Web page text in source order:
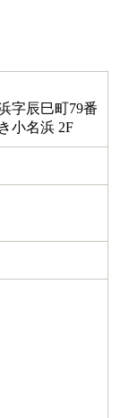
字辰巳町79番
小名浜 2F